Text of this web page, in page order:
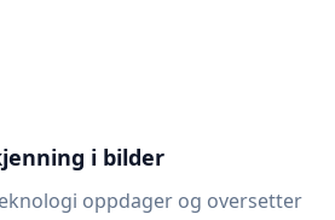
i bilder
oppdager og oversetter